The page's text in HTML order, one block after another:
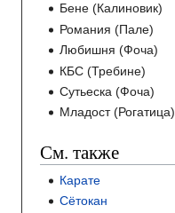
Бене (Калиновик)
Романия (Пале)
Любишня (Фоча)
КБС (Требине)
Сутьеска (Фоча)
Младост (Рогатица)
См. также
Карате
Сётокан